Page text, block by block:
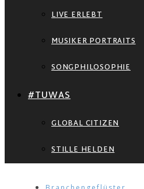
LIVE ERLEBT
MUSIKER PORTRAITS
SONGPHILOSOPHIE
#TUWAS
GLOBAL CITIZEN
STILLE HELDEN